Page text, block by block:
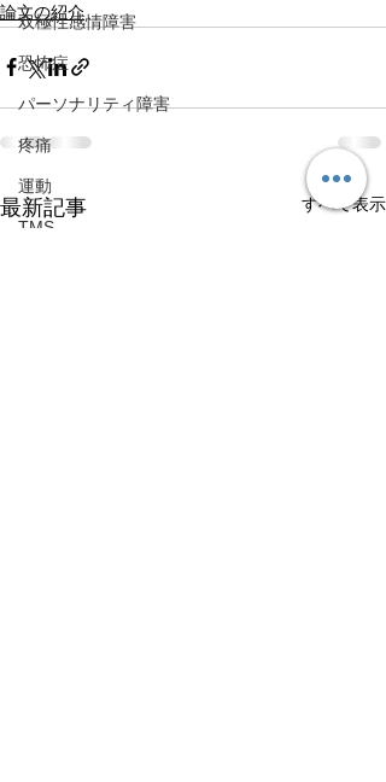
双極性感情障害
恐怖症
パーソナリティ障害
疼痛
運動
TMS
論文の紹介
最新記事 すべて表示